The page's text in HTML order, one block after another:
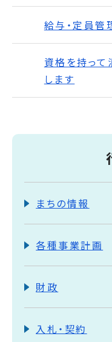
給与・定員管
資格を持って
します
まちの情報
各種事業計画
財政
入札・契約